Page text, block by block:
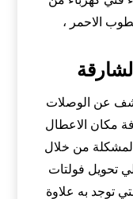
الاحمر ،
عن الوصلات
مكان الاعطال
من خلال
تحويل فولتات
توجد به علاوة